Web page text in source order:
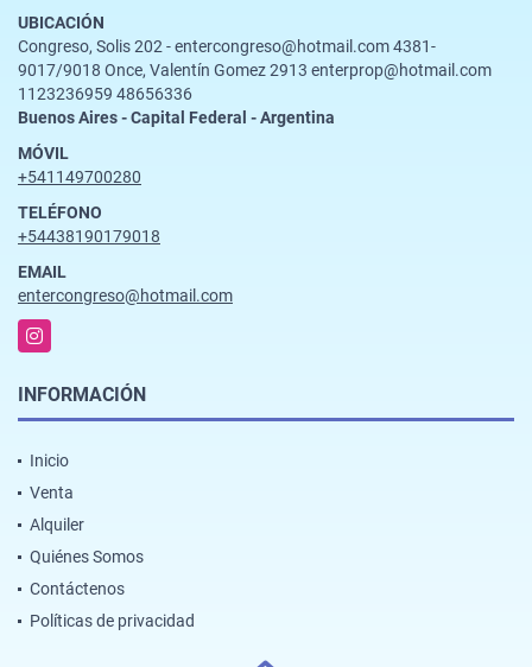
UBICACIÓN
Congreso, Solis 202 - entercongreso@hotmail.com 4381-
9017/9018 Once, Valentín Gomez 2913 enterprop@hotmail.com
1123236959 48656336
Buenos Aires - Capital Federal - Argentina
MÓVIL
+541149700280
TELÉFONO
+54438190179018
EMAIL
entercongreso@hotmail.com
Instagram
INFORMACIÓN
Inicio
Venta
Alquiler
Quiénes Somos
Contáctenos
Políticas de privacidad